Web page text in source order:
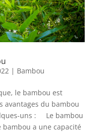
| Bambou
le bambou est
avantages du bambou
uns : Le bambou
a une capacité